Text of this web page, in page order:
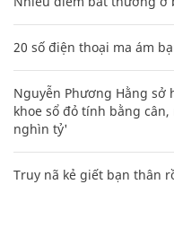
20 số điện thoại ma ám
Nguyễn Phương Hằng
khoe sổ đỏ tính bằng
nghìn tỷ'
Truy nã kẻ giết bạn thân